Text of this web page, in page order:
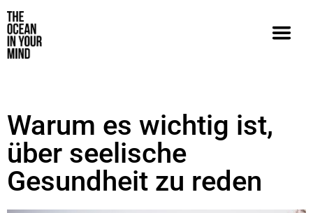
Warum es wichtig ist,
über seelische
Gesundheit zu reden